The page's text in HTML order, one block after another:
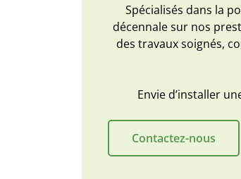
Spécialisés dans la
décennale sur nos
des travaux soignés,
Envie d’installer
Contactez-nous